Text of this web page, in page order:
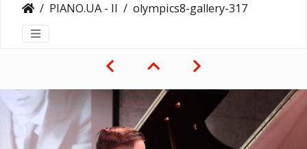
PIANO.UA - II olympics8-gallery-317